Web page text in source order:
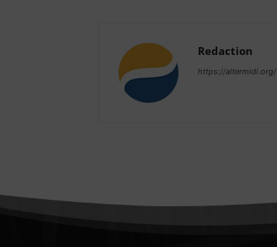
Redaction
https://altermidi.org/